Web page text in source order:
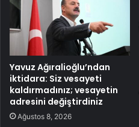
Yavuz Ağıralioğlu’ndan
iktidara: Siz vesayeti
kaldırmadınız; vesayetin
adresini değiştirdiniz
Ağustos 8, 2026